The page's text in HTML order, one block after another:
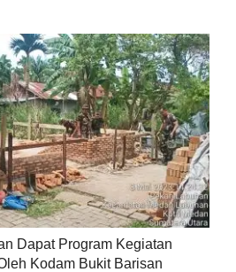
Dapat Program Kegiatan
Kodam Bukit Barisan